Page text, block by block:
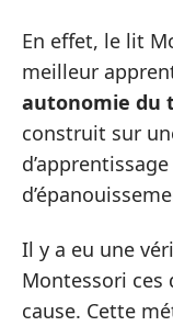
En effet, le lit
meilleur
autonomie du
construit sur
Il y a eu une
Montessori ces
cause. Cette